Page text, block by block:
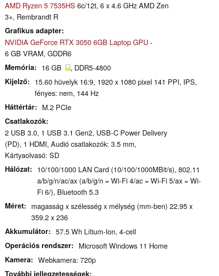
AMD Ryzen 5 7535HS 6c/12t, 6 x 4.6 GHz AMD Zen
3+, Rembrandt R
Grafikus adapter
NVIDIA GeForce RTX 3050 6GB Laptop GPU-
6 GB VRAM, GDDR6
Memória 16 GB , DDR5-4800
Kijelző
15.60 hüvelyk 16:9, 1920 x 1080 pixel 141 PPI, IPS,
fényes: nem, 144 Hz
Háttértár M.2 PCIe
Csatlakozók
2 USB 3.0, 1 USB 3.1 Gen2, USB-C Power Delivery
(PD), 1 HDMI, Audió csatlakozók: 3.5 mm,
Kártyaolvasó: SD
Hálózat
10/100/1000 LAN Card (10/100/1000MBit/s), 802.11
a/b/g/n/ac/ax (a/b/g/n = Wi-Fi 4/ac = Wi-Fi 5/ax = Wi-
Fi 6/), Bluetooth 5.3
Méret
magasság x szélesség x mélység (mm-ben) 22.95 x
359.2 x 236
Akkumulátor 57.5 Wh Lítium-Ion, 4-cell
Operációs rendszer Microsoft Windows 11 Home
Kamera Webkamera: 720p
További jellegzetességek